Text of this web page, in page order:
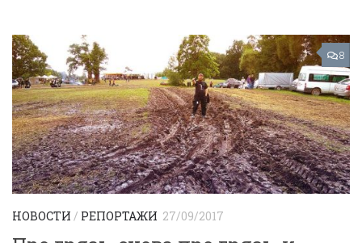
8
НОВОСТИ / РЕПОРТАЖИ 27/09/2017